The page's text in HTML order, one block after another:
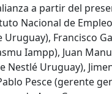
a partir del
Nacional de
Francisco
Iampp), Juan
Nestlé Uruguay),
Pesce (gerente